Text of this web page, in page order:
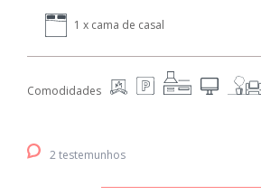
1 x cama de casal
Comodidades
2 testemunhos